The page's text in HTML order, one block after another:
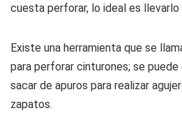
cuesta perforar, lo ideal es llevarlo
Existe una herramienta que se
para perforar cinturones; se
sacar de apuros para realizar
zapatos.